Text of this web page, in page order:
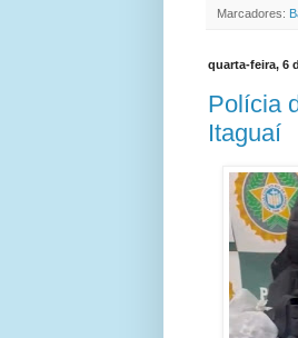
Marcadores:
quarta-feira, 6
Polícia
Itaguaí